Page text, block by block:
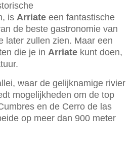
is Arriate een fantastische
de beste gastronomie van
later zullen zien. Maar een
die je in Arriate kunt doen,
waar de gelijknamige rivier
mogelijkheden om de top
en de Cerro de las
op meer dan 900 meter